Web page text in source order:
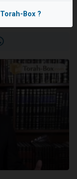
de Vacances Pour les Enfants
Box ?